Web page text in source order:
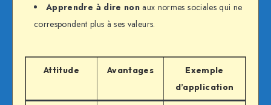
Apprendre à dire non aux normes sociales qui ne
correspondent plus à ses valeurs.
Attitude Avantages
Exemple
d’application